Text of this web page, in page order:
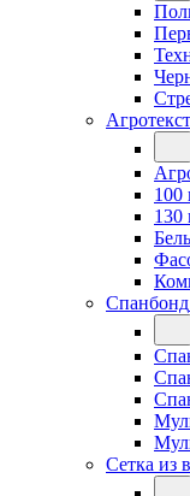
100
130
Спанбонд
Сетка из